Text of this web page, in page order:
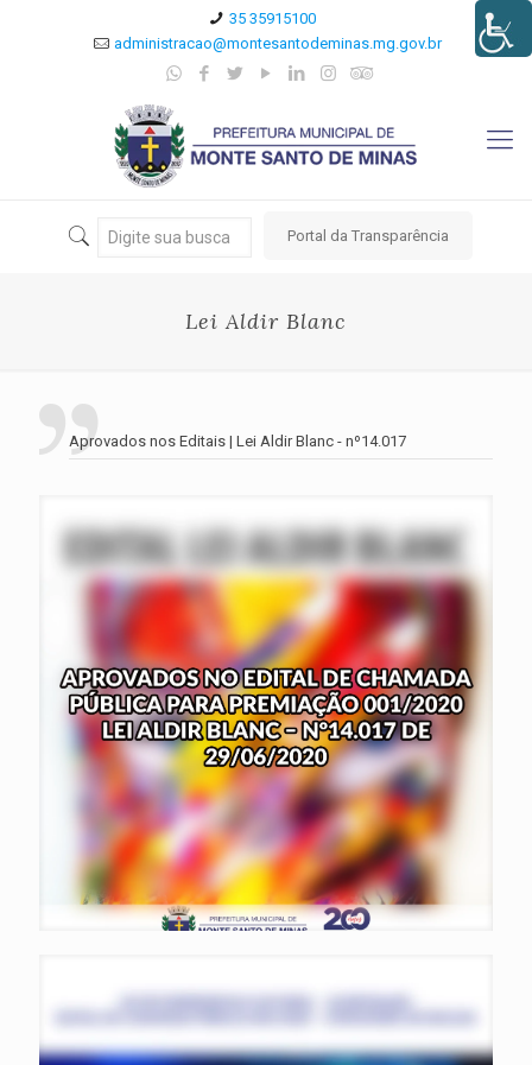
35 35915100
administracao@montesantodeminas.mg.gov.br
Portal da Transparência
Lei Aldir Blanc
Aprovados nos Editais | Lei Aldir Blanc - nº14.017